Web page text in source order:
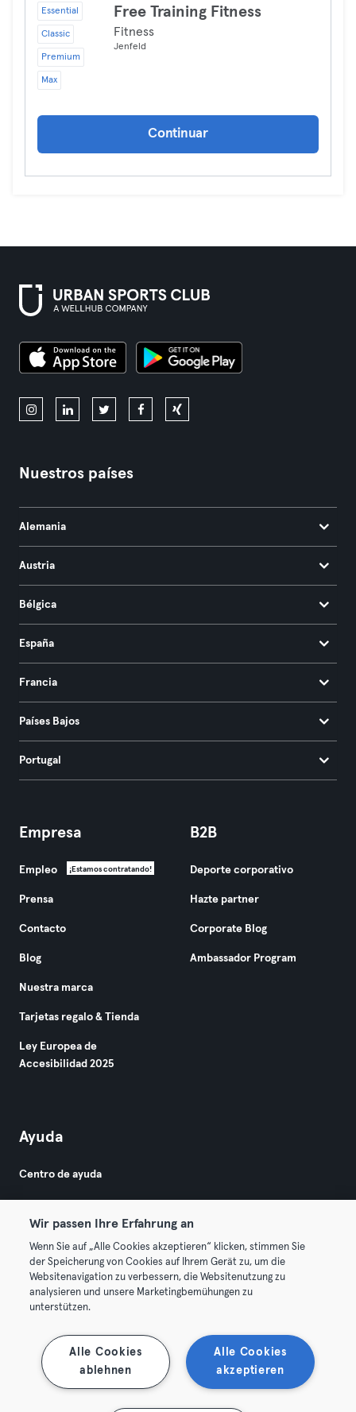
Essential
Classic
Premium
Max
Free Training Fitness
Fitness
Jenfeld
Continuar
Nuestros países
Alemania
Austria
Bélgica
España
Francia
Países Bajos
Portugal
Empresa
Empleo ¡Estamos contratando!
Prensa
Contacto
Blog
Nuestra marca
Tarjetas regalo & Tienda
Ley Europea de
Accesibilidad 2025
B2B
Deporte corporativo
Hazte partner
Corporate Blog
Ambassador Program
Ayuda
Centro de ayuda
© 2026 Urban Sports Group GmbH. All rights reserved.
Términos y condiciones
Rescindir contratos aquí Desistir de contratos aquí
Wir passen Ihre Erfahrung an
Wenn Sie auf „Alle Cookies akzeptieren“ klicken, stimmen Sie
der Speicherung von Cookies auf Ihrem Gerät zu, um die
Websitenavigation zu verbessern, die Websitenutzung zu
analysieren und unsere Marketingbemühungen zu
unterstützen.
Alle Cookies
akzeptieren
Alle Cookies
ablehnen